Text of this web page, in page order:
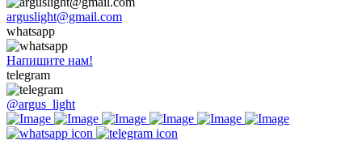
arguslight@gmail.com
whatsapp
Напишите нам!
telegram
@argus_light